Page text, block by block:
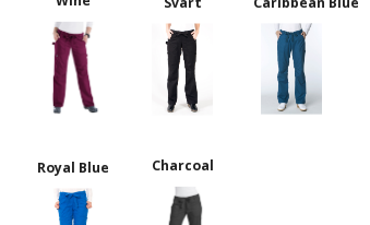
Royal Blue Charcoal